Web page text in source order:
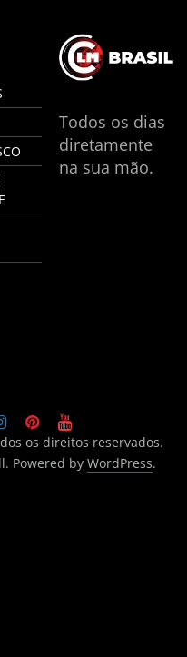
Todos os dias
diretamente
na sua mão.
os direitos reservados.
Powered by WordPress.